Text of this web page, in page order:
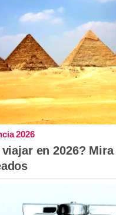
2026
en 2026?